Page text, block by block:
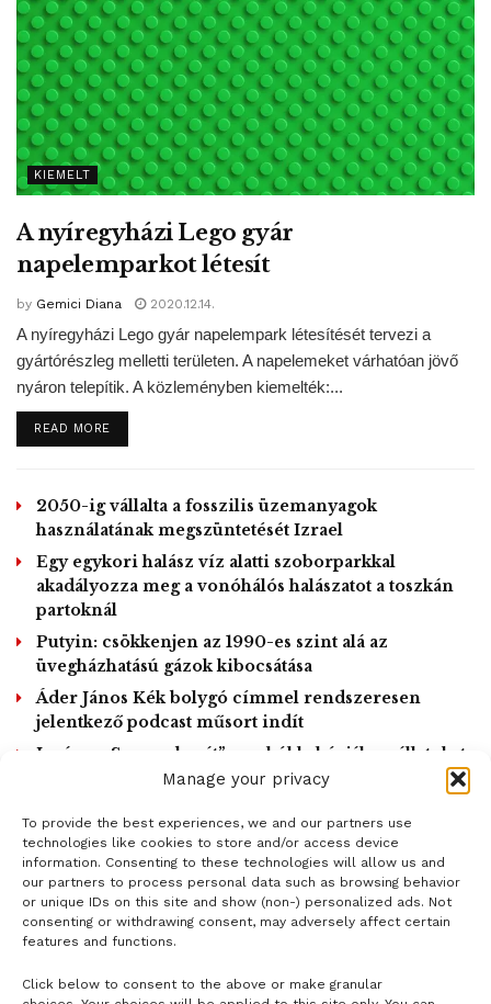
Manage your privacy
To provide the best experiences, we and our partners use
technologies like cookies to store and/or access device
information. Consenting to these technologies will allow us and
our partners to process personal data such as browsing behavior
or unique IDs on this site and show (non-) personalized ads. Not
consenting or withdrawing consent, may adversely affect certain
features and functions.
Click below to consent to the above or make granular
A tanulmány szerint 1979 és 2017 között a gleccser 268
milliárd tonna jégtömeget vesztett el.
műholdrendszerének adatai felhasználásával a kutatók
pontosabban tudták meghatározni azt a vonalat, ahol a jég
elhagyja a szárazföldet és úszó tengeri jéggé válik. Az
1996 és 2018 közötti adatok feltűnő aszimmetriát mutattak
e vonal visszahúzódását illetően.
A Denman keleti oldalát védi a zsugorodástól egy jég alatti
hegylánc, de a nyugatit, amely mintegy négy kilométeren át
húzódik, egy mély és meredek völgyteknő jellemzi.
KIEMELT
A nyíregyházi Lego gyár
napelemparkot létesít
by Gemici Diana 2020.12.14.
A nyíregyházi Lego gyár napelempark létesítését tervezi a
gyártórészleg melletti területen. A napelemeket várhatóan jövő
nyáron telepítik. A közleményben kiemelték:...
READ MOREDETAILS
2050-ig vállalta a fosszilis üzemanyagok
használatának megszüntetését Izrael
Egy egykori halász víz alatti szoborparkkal
akadályozza meg a vonóhálós halászatot a toszkán
partoknál
Putyin: csökkenjen az 1990-es szint alá az
üvegházhatású gázok kibocsátása
Áder János Kék bolygó címmel rendszeresen
jelentkező podcast műsort indít
Japán – „Szarvasbarát” zacskókkal óvják az állatokat
a műanyagszeméttől
LOAD MORE
- H I R D E T É S -